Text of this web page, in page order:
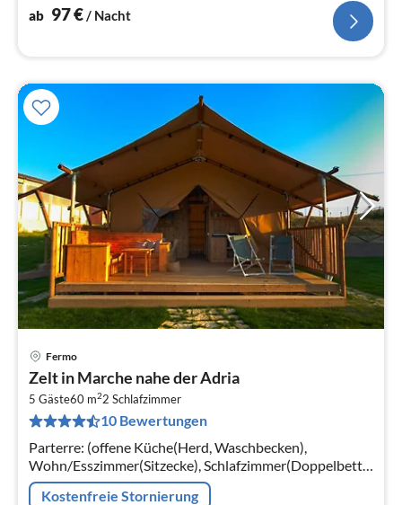
ab 97€/ Nacht
Fermo
Zelt in Marche nahe der Adria
5 Gäste60 m22 Schlafzimmer
10 Bewertungen
Parterre: (offene Küche(Herd, Waschbecken),
Wohn/Esszimmer(Sitzecke), Schlafzimmer(Doppelbett),
Schlafzimmer(Einzelbett, Etagenbett)
Kostenfreie Stornierung